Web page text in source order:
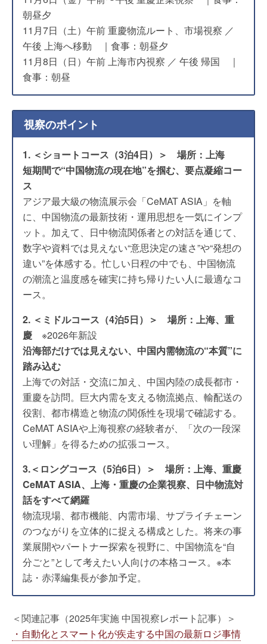
朝昼夕
11月7日（土）午前 重慶物流ルート、市場視察 ／
午後 上海へ移動 ｜食事：朝昼夕
11月8日（日）午前 上海市内視察 ／ 午後 帰国 ｜
食事：朝昼
視察のポイント
1. ＜ショートコース（3泊4日）＞ 場所：上海
短期間で“中国物流の現在地”を掴む、要点凝縮コー
ス
アジア最大級の物流展示会「CeMAT ASIA」を軸
に、中国物流の最新技術・運用思想を一気にインプ
ット。加えて、日中物流関係者との対話を通じて、
数字や資料では見えない“意思決定の速さ”や“発想の
違い”を体感する。忙しい日程の中でも、中国物流
の潮流と温度感を確実に持ち帰りたい人に最適なコ
ース。
2. ＜ミドルコース（4泊5日）＞ 場所：上海、重
慶 ※2026年新設
沿海部だけでは見えない、中国内需物流の“本質”に
踏み込む
上海での対話・交流に加え、中国内陸の成長都市・
重慶を訪問。巨大内需を支える物流拠点、輸配送の
役割、都市構造と物流の関係性を現場で確認する。
CeMAT ASIAや上海視察の経験者が、「次の一段深
い理解」を得るための拡張コース。
3.＜ロングコース（5泊6日）＞ 場所：上海、重慶
CeMAT ASIA、上海・重慶の企業視察、日中物流対
話をすべて網羅
物流現場、都市機能、内需市場、サプライチェーン
のつながりを立体的に捉える構成とした。将来の事
業展開やパートナー探索を視野に、中国物流を“自
分ごと”として考えたい人向けの本格コース。※本
誌・赤澤編集長が参加予定。
＜関連記事（2025年実施 中国視察レポート記事）＞
・自動化とスマート化が疾走する中国の最新ロジ事情